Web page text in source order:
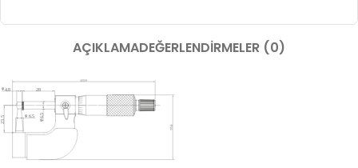
AÇIKLAMADEĞERLENDIRMELER (0)